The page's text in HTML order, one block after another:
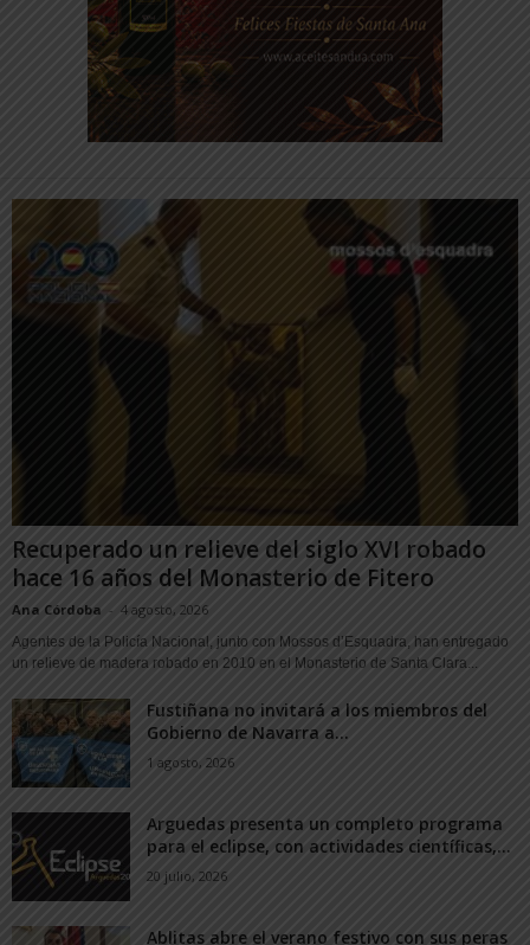
Recuperado un relieve del siglo XVI robado
hace 16 años del Monasterio de Fitero
Ana Córdoba - 4 agosto, 2026
Agentes de la Policía Nacional, junto con Mossos d’Esquadra, han entregado
un relieve de madera robado en 2010 en el Monasterio de Santa Clara...
Fustiñana no invitará a los miembros del
Gobierno de Navarra a...
1 agosto, 2026
Arguedas presenta un completo programa
para el eclipse, con actividades científicas,...
20 julio, 2026
Ablitas abre el verano festivo con sus peras